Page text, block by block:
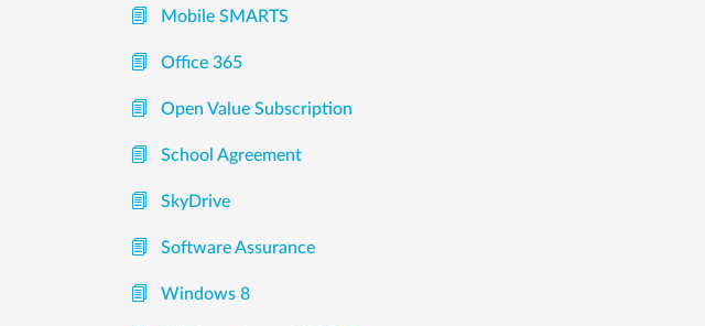
Mobile SMARTS
Office 365
Open Value Subscription
School Agreement
SkyDrive
Software Assurance
Windows 8